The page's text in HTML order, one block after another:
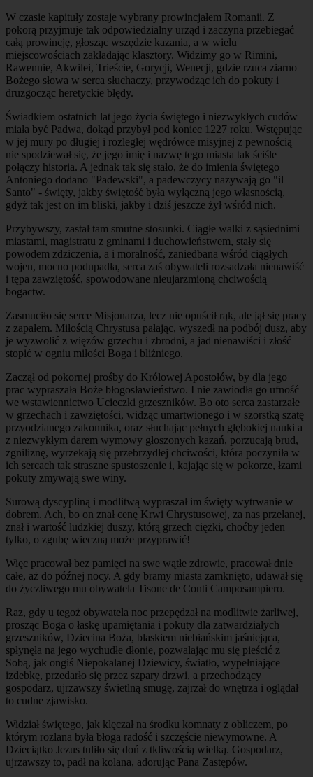
W czasie kapituły zostaje wybrany prowincjałem Romanii. Z
pokorą przyjmuje tak odpowiedzialny urząd i zaczyna przebiegać
całą prowincję, głosząc wszędzie kazania, a w wielu
miejscowościach zakładając klasztory. Widzimy go w Rimini,
Rawennie, Akwilei, Trieście, Gorycji, Wenecji, gdzie rzuca ziarno
Bożego słowa w serca słuchaczy, przywodząc ich do pokuty i
druzgocząc heretyckie błędy.
Świadkiem ostatnich lat jego życia świętego i niezwykłych cudów
miała być Padwa, dokąd przybył pod koniec 1227 roku. Wstępując
w jej mury po długiej i rozległej wędrówce misyjnej z pewnością
nie spodziewał się, że jego imię i nazwę tego miasta tak ściśle
połączy historia. A jednak tak się stało, że do imienia świętego
Antoniego dodano "Padewski", a padewczycy nazywają go "il
Santo" - święty, jakby świętość była wyłączną jego własnością,
gdyż tak jest on im bliski, jakby i dziś jeszcze żył wśród nich.
Przybywszy, zastał tam smutne stosunki. Ciągłe walki z sąsiednimi
miastami, magistratu z gminami i duchowieństwem, stały się
powodem zdziczenia, a i moralność, zaniedbana wśród ciągłych
wojen, mocno podupadła, serca zaś obywateli rozsadzała nienawiść
i tępa zawziętość, spowodowane nieujarzmioną chciwością
bogactw.
Zasmuciło się serce Misjonarza, lecz nie opuścił rąk, ale jął się pracy
z zapałem. Miłością Chrystusa pałając, wyszedł na podbój dusz, aby
je wyzwolić z więzów grzechu i zbrodni, a jad nienawiści i złość
stopić w ogniu miłości Boga i bliźniego.
Zaczął od pokornej prośby do Królowej Apostołów, by dla jego
prac wypraszała Boże błogosławieństwo. I nie zawiodła go ufność
we wstawiennictwo Ucieczki grzeszników. Bo oto serca zastarzałe
w grzechach i zawziętości, widząc umartwionego i w szorstką szatę
przyodzianego zakonnika, oraz słuchając pełnych głębokiej nauki a
z niezwykłym darem wymowy głoszonych kazań, porzucają brud,
zgniliznę, wyrzekają się przebrzydłej chciwości, która poczyniła w
ich sercach tak straszne spustoszenie i, kajając się w pokorze, łzami
pokuty zmywają swe winy.
Surową dyscypliną i modlitwą wypraszał im święty wytrwanie w
dobrem. Ach, bo on znał cenę Krwi Chrystusowej, za nas przelanej,
znał i wartość ludzkiej duszy, którą grzech ciężki, choćby jeden
tylko, o zgubę wieczną może przyprawić!
Więc pracował bez pamięci na swe wątłe zdrowie, pracował dnie
całe, aż do późnej nocy. A gdy bramy miasta zamknięto, udawał się
do życzliwego mu obywatela Tisone de Conti Camposampiero.
Raz, gdy u tegoż obywatela noc przepędzał na modlitwie żarliwej,
prosząc Boga o łaskę upamiętania i pokuty dla zatwardziałych
grzeszników, Dziecina Boża, blaskiem niebiańskim jaśniejąca,
spłynęła na jego wychudłe dłonie, pozwalając mu się pieścić z
Sobą, jak ongiś Niepokalanej Dziewicy, światło, wypełniające
izdebkę, przedarło się przez szpary drzwi, a przechodzący
gospodarz, ujrzawszy świetlną smugę, zajrzał do wnętrza i oglądał
to cudne zjawisko.
Widział świętego, jak klęczał na środku komnaty z obliczem, po
którym rozlana była błoga radość i szczęście niewymowne. A
Dzieciątko Jezus tuliło się doń z tkliwością wielką. Gospodarz,
ujrzawszy to, padł na kolana, adorując Pana Zastępów.